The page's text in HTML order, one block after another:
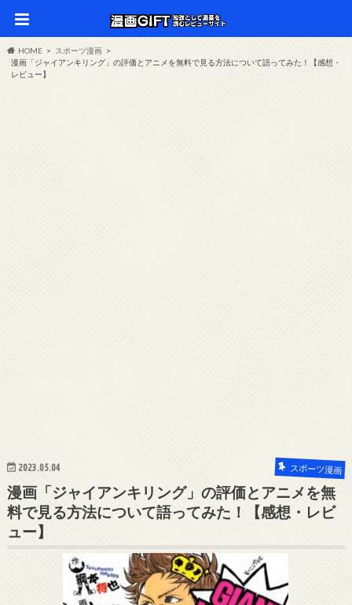
HOME
スポーツ漫画
漫画「ジャイアンキリング」の評価とアニメを無料で見る方法について語ってみた！【感想・
レビュー】
2023.05.04 スポーツ漫画
漫画「ジャイアンキリング」の評価とアニメを無
料で見る方法について語ってみた！【感想・レビ
ュー】